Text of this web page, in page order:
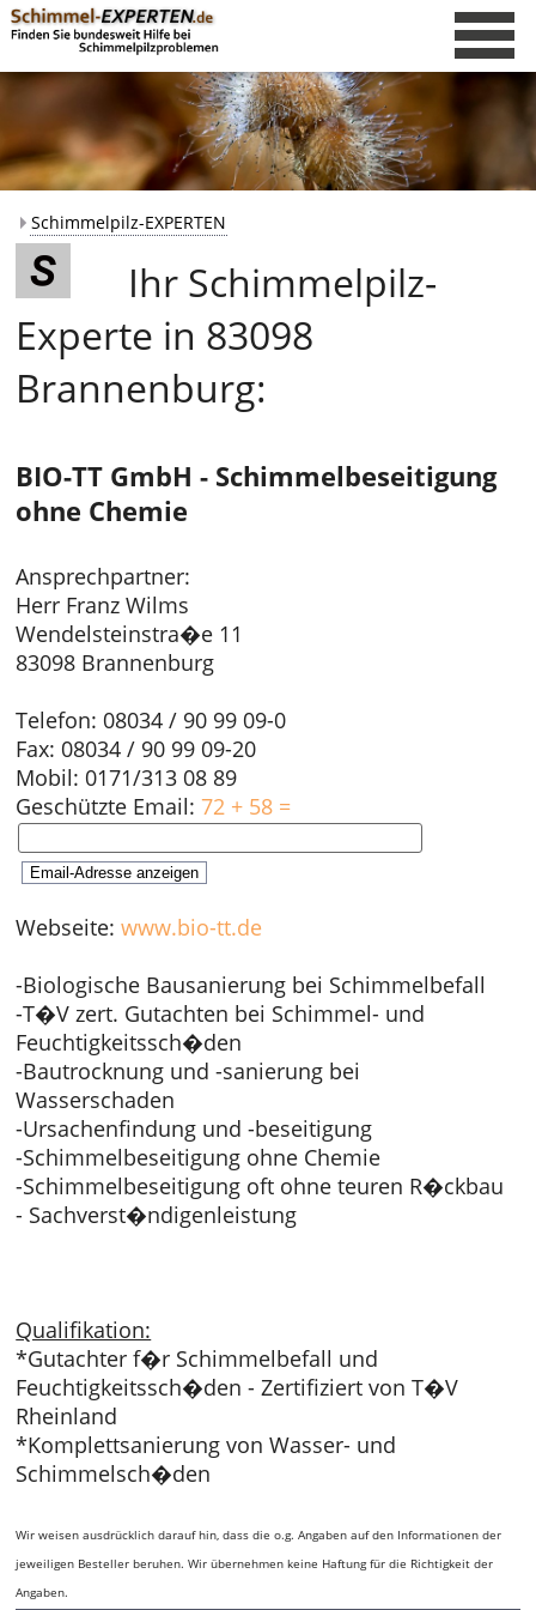
Schimmelpilz-EXPERTEN
Ihr Schimmelpilz-
Experte in 83098
Brannenburg:
BIO-TT GmbH - Schimmelbeseitigung
ohne Chemie
Ansprechpartner:
Herr Franz Wilms
Wendelsteinstra�e 11
83098 Brannenburg
Telefon: 08034 / 90 99 09-0
Fax: 08034 / 90 99 09-20
Mobil: 0171/313 08 89
Geschützte Email:72 + 58 =
Webseite:www.bio-tt.de
-Biologische Bausanierung bei Schimmelbefall
-T�V zert. Gutachten bei Schimmel- und
Feuchtigkeitssch�den
-Bautrocknung und -sanierung bei
Wasserschaden
-Ursachenfindung und -beseitigung
-Schimmelbeseitigung ohne Chemie
-Schimmelbeseitigung oft ohne teuren R�ckbau
- Sachverst�ndigenleistung
Qualifikation:
*Gutachter f�r Schimmelbefall und
Feuchtigkeitssch�den - Zertifiziert von T�V
Rheinland
*Komplettsanierung von Wasser- und
Schimmelsch�den
Wir weisen ausdrücklich darauf hin, dass die o.g. Angaben auf den Informationen der
jeweiligen Besteller beruhen. Wir übernehmen keine Haftung für die Richtigkeit der
Angaben.